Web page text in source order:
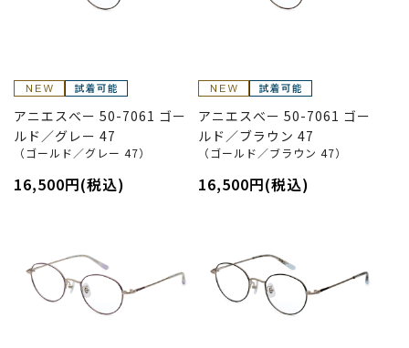
アニエスべー 50-7061 ゴー
ルド／グレー 47
（ゴールド／グレー 47）
16,500円(税込)
アニエスべー 50-7061 ゴー
ルド／ブラウン 47
（ゴールド／ブラウン 47）
16,500円(税込)